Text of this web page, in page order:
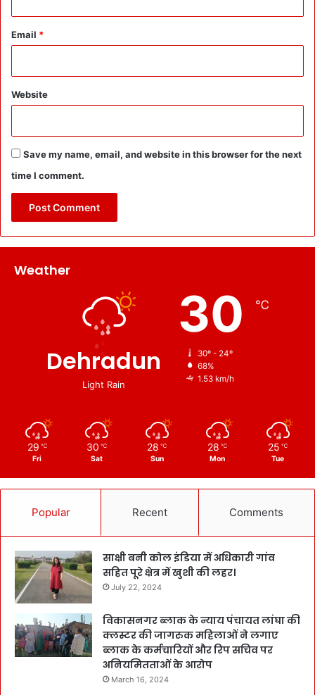
Email *
Website
Save my name, email, and website in this browser for the next
time I comment.
Weather
Dehradun
Light Rain
30 ℃
30º - 24º
68%
1.53 km/h
29 ℃
Fri
30 ℃
Sat
28 ℃
Sun
28 ℃
Mon
25 ℃
Tue
Popular Recent Comments
साक्षी बनी कोल इंडिया में अधिकारी गांव
सहित पूरे क्षेत्र में खुशी की लहर।
July 22, 2024
विकासनगर ब्लाक के न्याय पंचायत लांघा की
क्लस्टर की जागरुक महिलाओं ने लगाए
ब्लाक के कर्मचारियों और रिप सचिव पर
अनियमितताओं के आरोप
March 16, 2024